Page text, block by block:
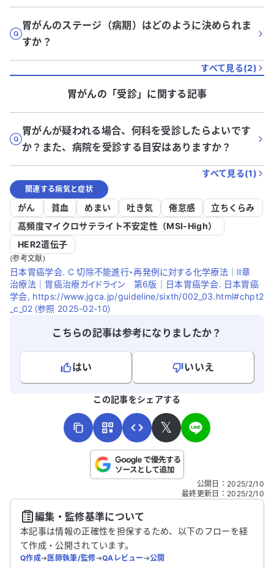
胃がんのステージ（病期）はどのように決められま
すか？
すべて見る(2)
胃がんの「受診」に関する記事
胃がんが疑われる場合、何科を受診したらよいです
か？また、病院を受診する目安はありますか？
すべて見る(1)
関連する病気と症状
がん 貧血 めまい 吐き気 倦怠感
立ちくらみ
高頻度マイクロサテライト不安定性（MSI-High）
HER2遺伝子
(参考文献)
日本胃癌学会. C 切除不能進行・再発例に対する化学療法｜Ⅱ章
治療法｜胃癌治療ガイドライン 第6版｜日本胃癌学会. 日本胃癌
学会, https://www.jgca.jp/guideline/sixth/002_03.html#chpt2
_c_02（参照 2025-02-10）
こちらの記事は参考になりましたか？
はい
いいえ
こちらは送信専用のフォームです。氏名やご自身の病気の詳細な
送信する
この記事をシェアする
𝕏
公開日 ： 2025/2/10
最終更新日 ： 2025/2/10
編集・監修基準について
本記事は情報の正確性を担保するため、以下のフローを経
て作成・公開されています。
Q作成➔医師執筆/監修➔QAレビュー➔公開